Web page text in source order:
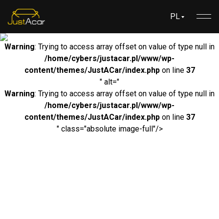
PL
Warning: Trying to access array offset on value of type null in
/home/cybers/justacar.pl/www/wp-
content/themes/JustACar/index.phpon line 37
" alt="
Warning: Trying to access array offset on value of type null in
/home/cybers/justacar.pl/www/wp-
content/themes/JustACar/index.phpon line 37
" class="absolute image-full"/>